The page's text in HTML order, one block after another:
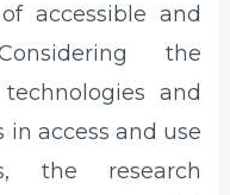
accessible and
the
and
access and use
the research